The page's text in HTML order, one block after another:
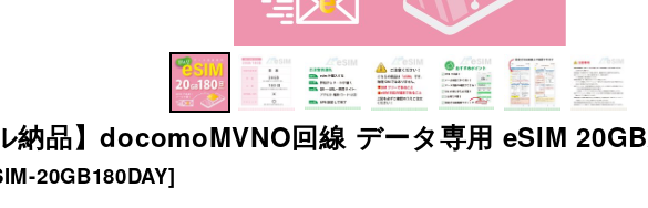
納品】docomoMVNO回線 データ専用 eSIM
20GB180DAY]